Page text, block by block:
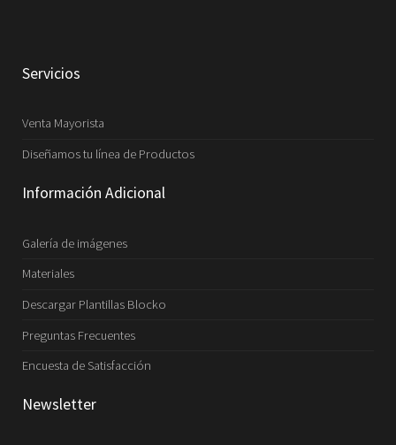
Servicios
Venta Mayorista
Diseñamos tu línea de Productos
Información Adicional
Galería de imágenes
Materiales
Descargar Plantillas Blocko
Preguntas Frecuentes
Encuesta de Satisfacción
Newsletter